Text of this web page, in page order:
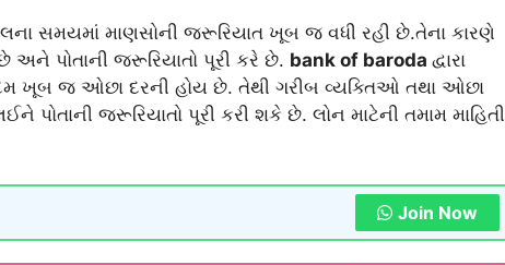
સમયમાં માણસોની જરૂરિયાત ખૂબ જ વધી રહી છે.તેના કારણે
પોતાની જરૂરિયાતો પૂરી કરે છે. bank of baroda દ્વારા
ખૂબ જ ઓછા દરની હોય છે. તેથી ગરીબ વ્યક્તિઓ તથા ઓછા
પોતાની જરૂરિયાતો પૂરી કરી શકે છે. લોન માટેની તમામ માહિતી
Join Now